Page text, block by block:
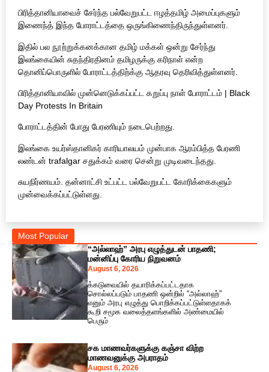
பிரித்தானியாவைச் சேர்ந்த பல்வேறுபட்ட ஈழத்தமிழ் அமைப்புகளும்
இணைந்த் இந்த போராட்டத்தை ஒருங்கிணைந்திருந்துள்ளனர்.
இதில் பல நூற்றுக்கனக்கான தமிழ் மக்கள் ஒன்று சேர்ந்து
இலங்கையின் சுதந்திரதினம் தமிழருக்கு கரிநாள் என்ற
தொனிப்பொருளில் போராட்டத்திற்க்கு ஆதரவு தெரிவித்துள்ளனர்.
பிரித்தானியாவில் முன்னெடுக்கப்பட்ட கறுப்பு நாள் போராட்டம் | Black
Day Protests In Britain
போராட்டத்தின் போது பேரணியும் நடைபெற்றது.
இலங்கை உயர்ஸ்தானிகர் காரியாலயம் முன்பாக ஆரம்பித்த பேரணி
லண்டன் trafalgar சதுக்கம் வரை சென்று முடிவடைந்தது.
சுயநிர்ணயம். தன்னாட்சி உட்பட்ட பல்வேறுபட்ட கோரிக்கைகளும்
முன்வைக்கப்பட்டுள்ளது.
Most Popular
“அல்லாஹ்” அரபு எழுத்துடன் பாதணி;
மன்னிப்பு கோரிய நிறுவனம்
August 6, 2026
க்கடுவையில் தயாரிக்கப்பட்டதாக
சொல்லப்படும் பாதணி ஒன்றில் “அல்லாஹ்”
எனும் அரபு எழுத்து பொறிக்கப்பட்டுள்ளதாகக்
கூறி சமூக வலைத்தளங்களில் அண்மையில்
பெரும்
சக மாணவர்களுக்கு கஞ்சா விற்ற
மாணவனுக்கு அபராதம்
August 6, 2026